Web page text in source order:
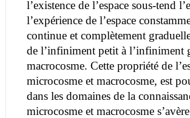
l’existence de l’espace sous-tend
l’expérience de l’espace
continue et complètement
de l’infiniment petit à l’infiniment
macrocosme. Cette propriété de
microcosme et macrocosme, est
dans les domaines de la
microcosme et macrocosme